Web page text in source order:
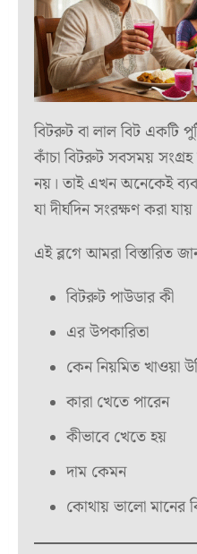
বিটরুট বা লাল বিট একটি
কাঁচা বিটরুট সবসময়
নয়। তাই এখন অনেকেই
যা দীর্ঘদিন সংরক্ষণ করা
এই ব্লগে আমরা বিস্তারিত
বিটরুট পাউডার কী
এর উপকারিতা
কেন নিয়মিত খাওয়া
কারা খেতে পারেন
কীভাবে খেতে হয়
দাম কেমন
কোথায় ভালো মানের